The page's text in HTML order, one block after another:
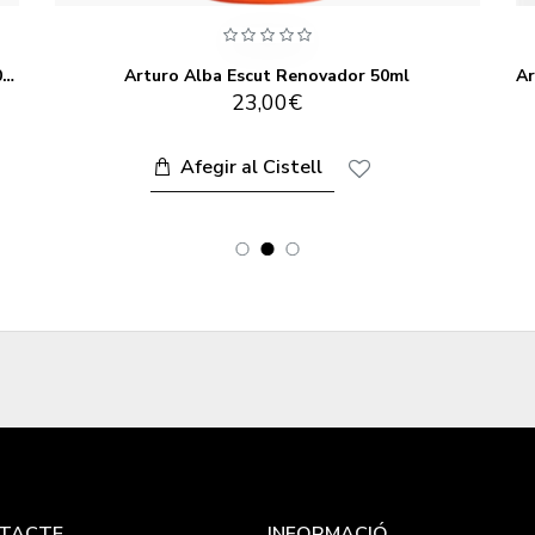
Arturo Alba Emulsió Sublim Exfoliant Corporal 200ml Arturo Alba Escut Renovador 50ml
23,00€
Afegir al Cistell